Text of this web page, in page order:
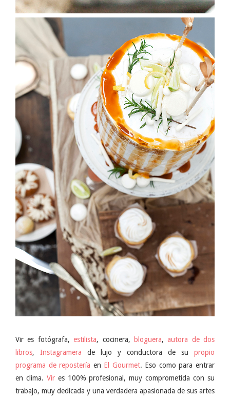
Vir es fotógrafa,estilista, cocinera, bloguera,autora de dos
libros, Instagramera de lujo y conductora de su propio
programa de repostería en El Gourmet. Eso como para entrar
en clima. Vires 100% profesional, muy comprometida con su
trabajo, muy dedicada y una verdadera apasionada de sus artes